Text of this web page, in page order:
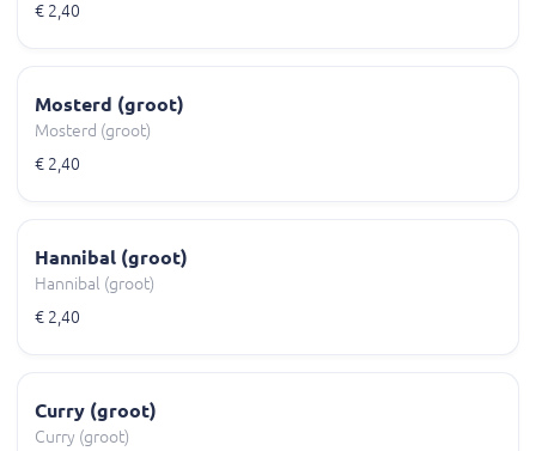
€ 2,40
Mosterd (groot)
Mosterd (groot)
€ 2,40
Hannibal (groot)
Hannibal (groot)
€ 2,40
Curry (groot)
Curry (groot)